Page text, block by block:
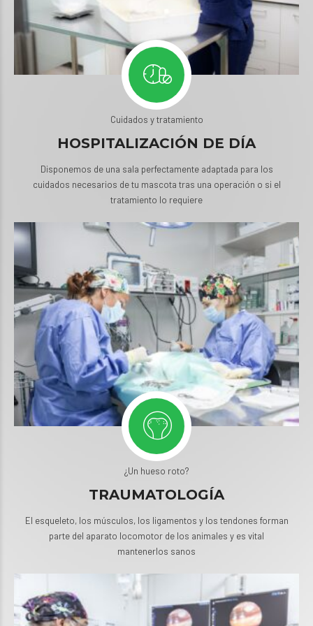
Cuidados y tratamiento
HOSPITALIZACIÓN DE DÍA
Disponemos de una sala perfectamente adaptada para los
cuidados necesarios de tu mascota tras una operación o si el
tratamiento lo requiere
¿Un hueso roto?
TRAUMATOLOGÍA
El esqueleto, los músculos, los ligamentos y los tendones forman
parte del aparato locomotor de los animales y es vital
mantenerlos sanos